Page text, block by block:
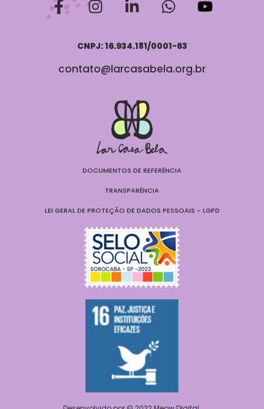
CNPJ: 16.934.181/0001-63
contato@larcasabela.org.br
DOCUMENTOS DE REFERÊNCIA
TRANSPARÊNCIA
LEI GERAL DE PROTEÇÃO DE DADOS PESSOAIS - LGPD